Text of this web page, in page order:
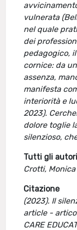
vulnerata
nel quale
dei
pedagogico,
cornice: da
assenza,
manifesta
interiorità e
2023).
dolore toglie
silenzioso,
Tutti gli autori
Crotti, Monica
Citazione
(2023). Il
article -
CARE